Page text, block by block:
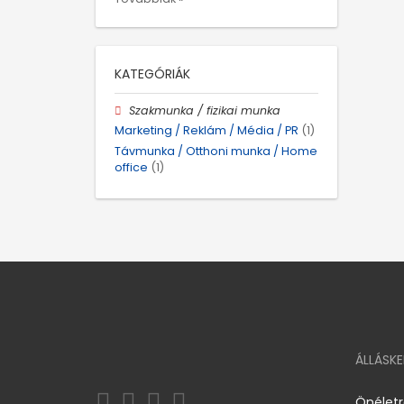
KATEGÓRIÁK
Szakmunka / fizikai munka
Marketing / Reklám / Média / PR (1)
Távmunka / Otthoni munka / Home
office (1)